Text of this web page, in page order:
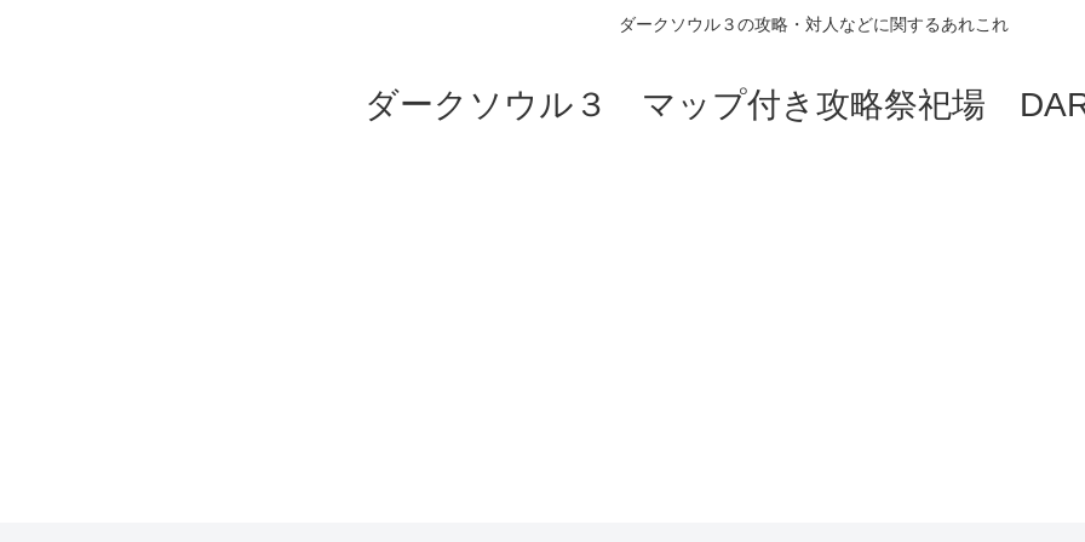
ダークソウル３の攻略・対人などに関するあれこれ
ダークソウル３ マップ付き攻略祭祀場